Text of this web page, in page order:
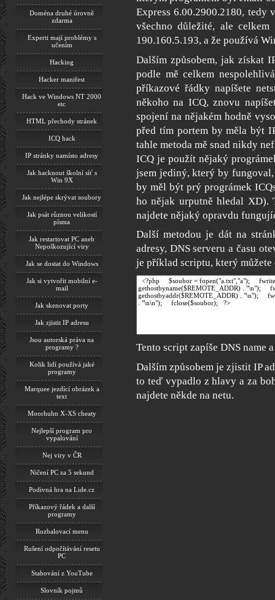
Doména druhé úrovně
zdarma
Experti mají problémy s
učením
Hacking
Hacker manifest
Hack ve Windows NT 2000
etc
HTML přechody stránek
ICQ hack
IP stránky namísto adresy
Jak hacknout školní síť s
Win 9X
Jak nejlépe skrývat soubory
Jak psát různou velikostí
písma
Jak restartovat PC aneb
Nepoškozující viry
Jak se dostat do Windows
Jak si vytvořit mobilní e-
mail
Jak skenovat porty
Jak zjistit IP adresu
Jsou autorská práva na
programy ?
Kolik lidí používá jaké
programy
Marquee jezdící obrázek a
text
Moorhuhn X-XS cheaty
Nejlepší program pro
vypalování
Nej viry v ČR
Ničení PC za 5 sekund
Podivná hra na Lide.cz
Příkazový řádek a další
programy
Rozbalovací menu
Rušení odpočítávání resetu
PC
Stahování z YouTube
Slovník pojmů
Express 6.00.2900.2180, tedy
všechno důležité, ale
190.160.5.193, a že používá
Dalším způsobem, jak získat
podle mě celkem
příkazové řádky napíšete
někoho na ICQ, znovu
spojení na nějakém hodně
před tím portem by měla být
tahle metoda mě snad nikdy
ICQ je použít nějaký
jsem jediný, který by
by měl být prý prográmek
ho nějak urputně hledal XD).
najdete nějaký opravdu
Další metodou je dát na
adresy, DNS serveru a času
je příklad scriptu, který můžete
Tento script zapíše DNS name
Dalším způsobem je zjistit IP
to teď vypadlo z hlavy a za
najdete někde na netu.